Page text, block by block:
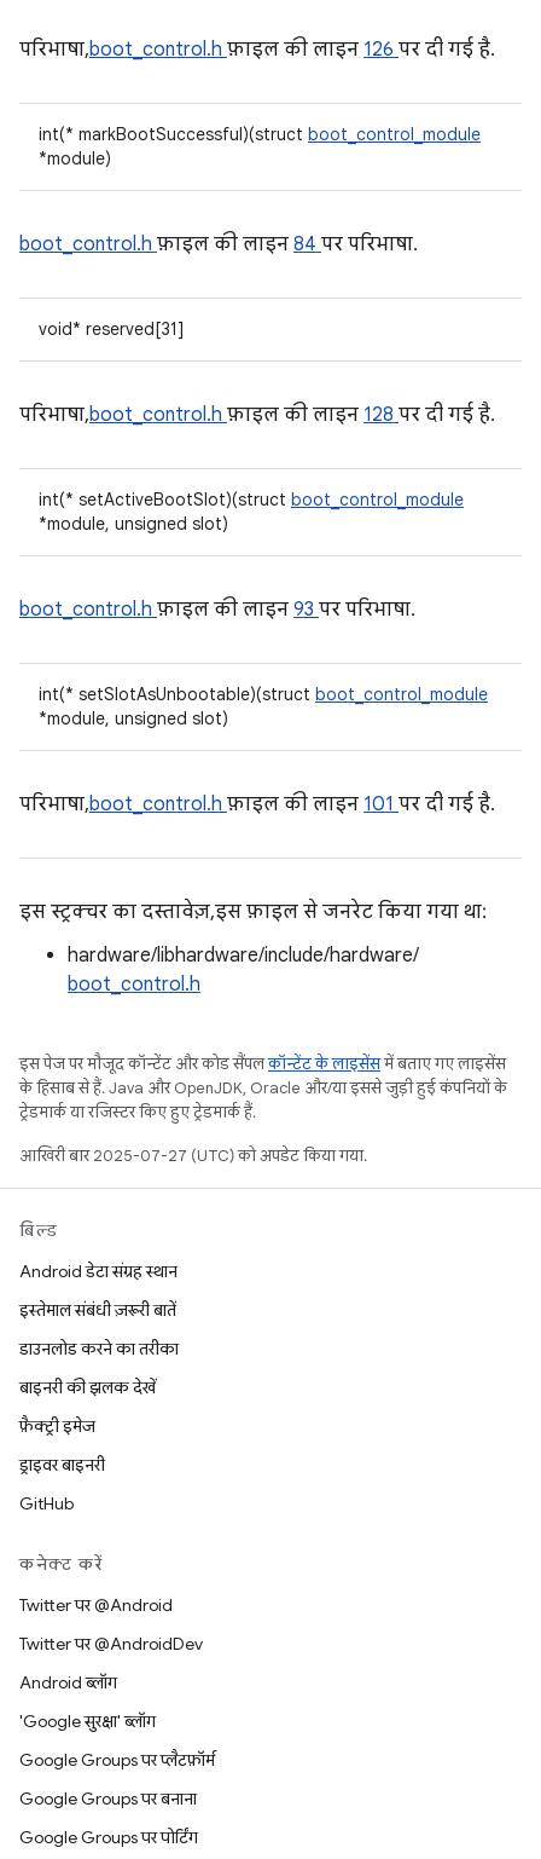
परिभाषा,boot_control.h फ़ाइल की लाइन 126 पर दी गई है.
int(* markBootSuccessful)(struct boot_control_module
*module)
boot_control.h फ़ाइल की लाइन 84 पर परिभाषा.
void* reserved[31]
परिभाषा,boot_control.h फ़ाइल की लाइन 128 पर दी गई है.
int(* setActiveBootSlot)(struct boot_control_module
*module, unsigned slot)
boot_control.h फ़ाइल की लाइन 93 पर परिभाषा.
int(* setSlotAsUnbootable)(struct boot_control_module
*module, unsigned slot)
परिभाषा,boot_control.h फ़ाइल की लाइन 101 पर दी गई है.
इस स्ट्रक्चर का दस्तावेज़, इस फ़ाइल से जनरेट किया गया था:
hardware/libhardware/include/hardware/
boot_control.h
इस पेज पर मौजूद कॉन्टेंट और कोड सैंपलकॉन्टेंट के लाइसेंसमें बताए गए लाइसेंस
के हिसाब से हैं. Java और OpenJDK, Oracle और/या इससे जुड़ी हुई कंपनियों के
ट्रेडमार्क या रजिस्टर किए हुए ट्रेडमार्क हैं.
आखिरी बार 2025-07-27 (UTC) को अपडेट किया गया.
बिल्ड
Android डेटा संग्रह स्थान
इस्तेमाल संबंधी ज़रूरी बातें
डाउनलोड करने का तरीका
बाइनरी की झलक देखें
फ़ैक्ट्री इमेज
ड्राइवर बाइनरी
GitHub
कनेक्ट करें
Twitter पर @Android
Twitter पर @AndroidDev
Android ब्लॉग
'Google सुरक्षा' ब्लॉग
Google Groups पर प्लैटफ़ॉर्म
Google Groups पर बनाना
Google Groups पर पोर्टिंग